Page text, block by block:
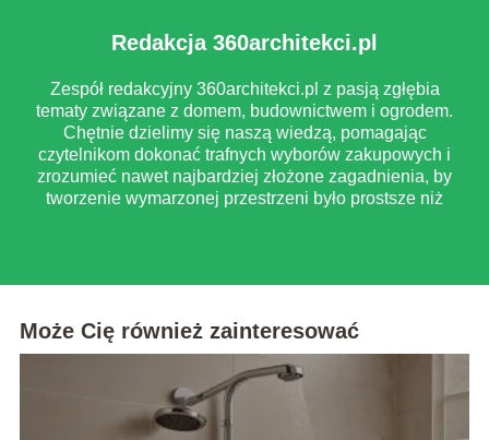
Redakcja 360architekci.pl
Zespół redakcyjny 360architekci.pl z pasją zgłębia
tematy związane z domem, budownictwem i ogrodem.
Chętnie dzielimy się naszą wiedzą, pomagając
czytelnikom dokonać trafnych wyborów zakupowych i
zrozumieć nawet najbardziej złożone zagadnienia, by
tworzenie wymarzonej przestrzeni było prostsze niż
Może Cię również zainteresować